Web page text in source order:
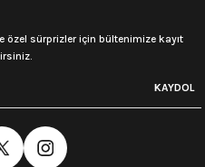
özel sürprizler için bültenimize kayıt
KAYDOL